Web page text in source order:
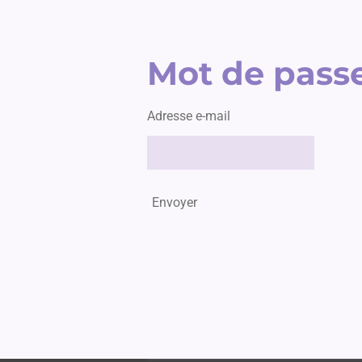
Mot de
Adresse e-mail
Envoyer